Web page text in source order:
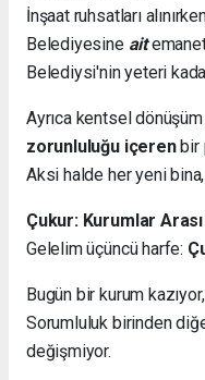
İnşaat ruhsatları
Belediyesine aitemanet
Belediysi'nin yeteri
Ayrıca kentsel
zorunluluğu içerenbir
Aksi halde her yeni
Çukur: Kurumlar
Gelelim üçüncü harfe:
Bugün bir kurum
Sorumluluk birinden
değişmiyor.